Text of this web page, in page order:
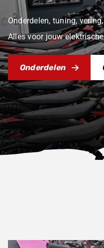
Onderdelen, tuning,
Alles voor jouw
Onderdelen